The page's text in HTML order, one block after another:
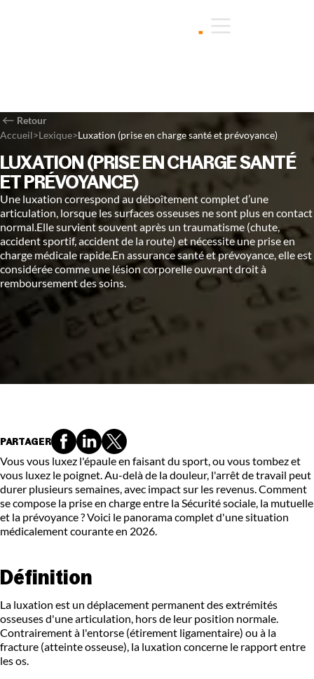
Retour
Accueil>Lexique>Luxation (prise en charge santé et prévoyance)
LUXATION (PRISE EN CHARGE SANTÉ
ET PRÉVOYANCE)
Une luxation correspond au déboîtement complet d’une
articulation, lorsque les surfaces osseuses ne sont plus en contact
normal.Elle survient souvent après un traumatisme (chute,
accident sportif, accident de la route) et nécessite une prise en
charge médicale rapide.En assurance santé et prévoyance, elle est
considérée comme une lésion corporelle ouvrant droit à
remboursement des soins.
Vous vous luxez l'épaule en faisant du sport, ou vous tombez et
vous luxez le poignet. Au-delà de la douleur, l'arrêt de travail peut
durer plusieurs semaines, avec impact sur les revenus. Comment
se compose la prise en charge entre la Sécurité sociale, la mutuelle
et la prévoyance ? Voici le panorama complet d'une situation
médicalement courante en 2026.
Définition
La luxation est un déplacement permanent des extrémités
osseuses d'une articulation, hors de leur position normale.
Contrairement à l'entorse (étirement ligamentaire) ou à la
fracture (atteinte osseuse), la luxation concerne le rapport entre
les os.
PARTAGER